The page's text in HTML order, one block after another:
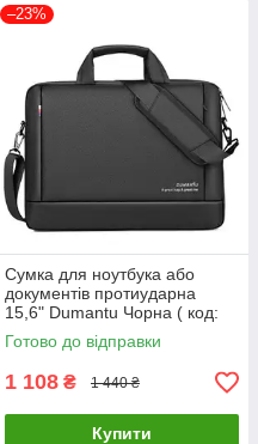
–23%
Сумка для ноутбука або
документів протиударна
15,6" Dumantu Чорна ( код:
IBN017B )
Готово до відправки
1 108 ₴ 1 440 ₴
Купити